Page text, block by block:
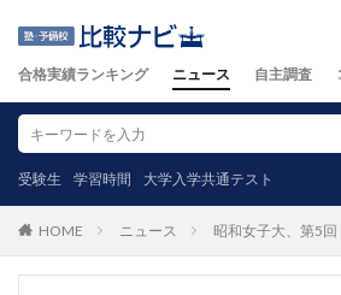
合格実績ランキング ニュース 自主調査
受験生 学習時間 大学入学共通テスト
HOME ニュース 昭和女子大、第5